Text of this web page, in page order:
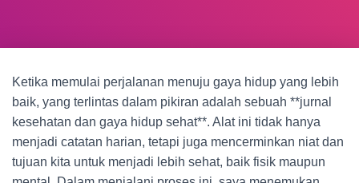
Ketika memulai perjalanan menuju gaya hidup yang lebih
baik, yang terlintas dalam pikiran adalah sebuah **jurnal
kesehatan dan gaya hidup sehat**. Alat ini tidak hanya
menjadi catatan harian, tetapi juga mencerminkan niat dan
tujuan kita untuk menjadi lebih sehat, baik fisik maupun